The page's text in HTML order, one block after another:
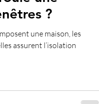
?
une maison, les
assurent l’isolation